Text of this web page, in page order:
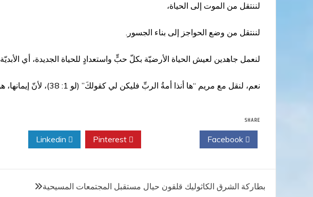
لننتقل من الموت إلى الحياة،
لننتقل من وضع الحواجز إلى بناء الجسور.
لنعمل جاهدين لعيش الحياة الأرضيّة بكلّ حبٍّ واستعدادٍ للحياة الجديدة، أي
نعم، لنقل مع مريم “ها أنذا أمةُ الربِّ فليكن لي كقولكَ” (لو 1: 38)، لأنّ إيمانها، هو فعل تقدمة وطاعة وثقة، هو قمّة الحبّ.
SHARE
تصفّح
بطاركة الشرق الكاثوليك قلقون حيال مستقبل المجتمعات المسيحية